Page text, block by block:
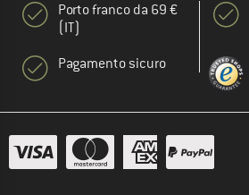
Porto franco da 69 €
(IT)
Pagamento sicuro